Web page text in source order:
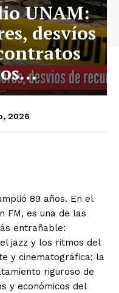
UNAM:
desvíos
2026
89 años. En el
FM, es una de las
entrañable:
jazz y los ritmos del
y cinematográfica; la
riguroso de
y económicos del